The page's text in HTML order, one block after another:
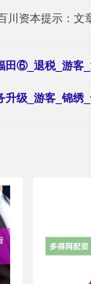
川资本提示：文
田⑥_退税_游客
升级_游客_锦绣